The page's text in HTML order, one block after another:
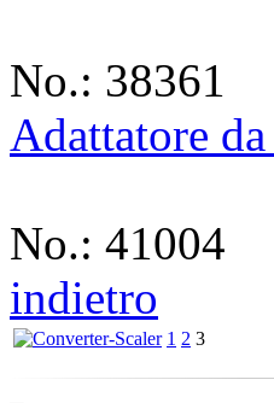
No.: 38361
Adattatore
No.: 41004
indietro
1 2 3